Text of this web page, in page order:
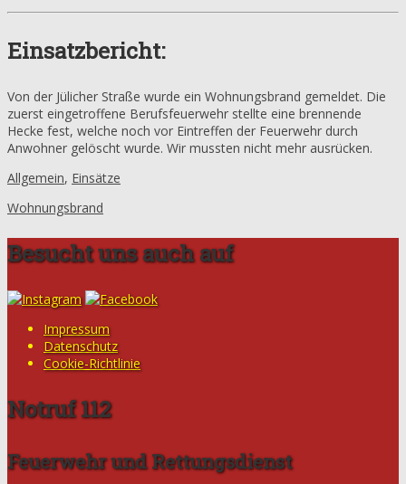
Einsatzbericht:
Von der Jülicher Straße wurde ein Wohnungsbrand gemeldet. Die
zuerst eingetroffene Berufsfeuerwehr stellte eine brennende
Hecke fest, welche noch vor Eintreffen der Feuerwehr durch
Anwohner gelöscht wurde. Wir mussten nicht mehr ausrücken.
Allgemein, Einsätze
Wohnungsbrand
Besucht uns auch auf
Impressum
Datenschutz
Cookie-Richtlinie
Notruf 112
Feuerwehr und Rettungsdienst